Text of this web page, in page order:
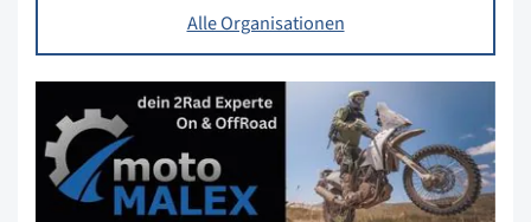
Alle Organisationen